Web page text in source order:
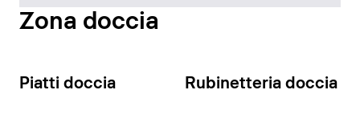
Zona doccia
Piatti doccia Rubinetteria doccia